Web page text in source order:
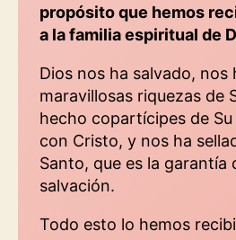
propósito que hemos
a la familia espiritual de
Dios nos ha salvado, nos
maravillosas riquezas de
hecho copartícipes de
con Cristo, y nos ha
Santo, que es la garantía
salvación.
Todo esto lo hemos